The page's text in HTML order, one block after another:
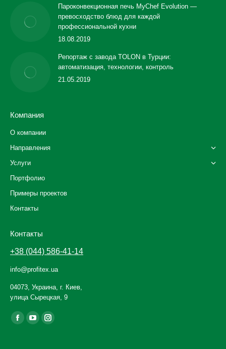
Пароконвекционная печь MyChef Evolution —
превосходство блюд для каждой
профессиональной кухни
18.08.2019
Репортаж с завода TOLON в Турции:
автоматизация, технологии, контроль
21.05.2019
Компания
О компании
Направления
Услуги
Портфолио
Примеры проектов
Контакты
Контакты
+38 (044) 586-41-14
info@profitex.ua
04073, Украина, г. Киев,
улица Сырецкая, 9
Ищите нас:
Facebook
YouTubeInstagram